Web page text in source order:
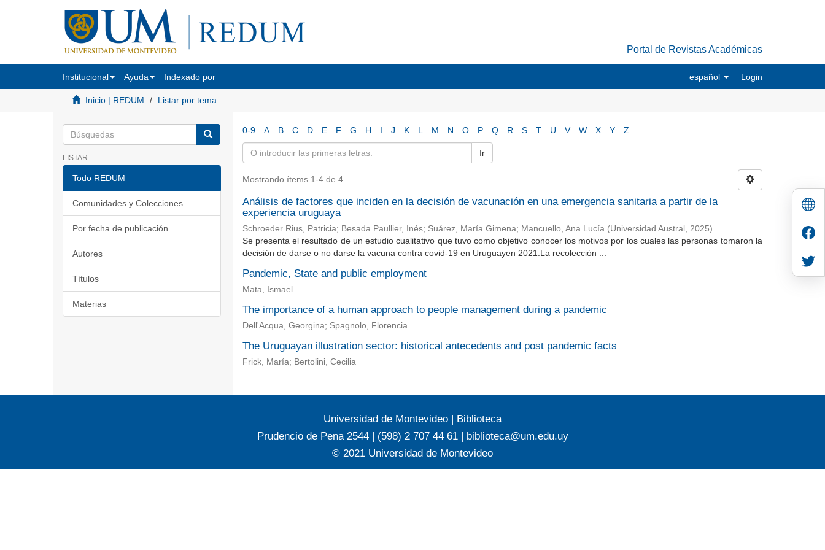
Portal de Revistas Académicas
Institucional Ayuda Indexado por español Login
Inicio | REDUM Listar por tema
LISTAR
Todo REDUM
Comunidades y Colecciones
Por fecha de publicación
Autores
Títulos
Materias
0-9 A B C D E F G H I J K L M N O P Q R S T U V W X Y Z
Ir
Mostrando ítems 1-4 de 4
Análisis de factores que inciden en la decisión de vacunación en una emergencia sanitaria a partir de la
experiencia uruguaya
Schroeder Rius, Patricia; Besada Paullier, Inés; Suárez, María Gimena; Mancuello, Ana Lucía (Universidad Austral , 2025)
Se presenta el resultado de un estudio cualitativo que tuvo como objetivo conocer los motivos por los cuales las personas tomaron la
decisión de darse o no darse la vacuna contra covid-19 en Uruguayen 2021.La recolección ...
Pandemic, State and public employment
Mata, Ismael
The importance of a human approach to people management during a pandemic
Dell'Acqua, Georgina; Spagnolo, Florencia
The Uruguayan illustration sector: historical antecedents and post pandemic facts
Frick, María; Bertolini, Cecilia
Universidad de Montevideo | Biblioteca
Prudencio de Pena 2544 | (598) 2 707 44 61 | biblioteca@um.edu.uy
© 2021 Universidad de Montevideo